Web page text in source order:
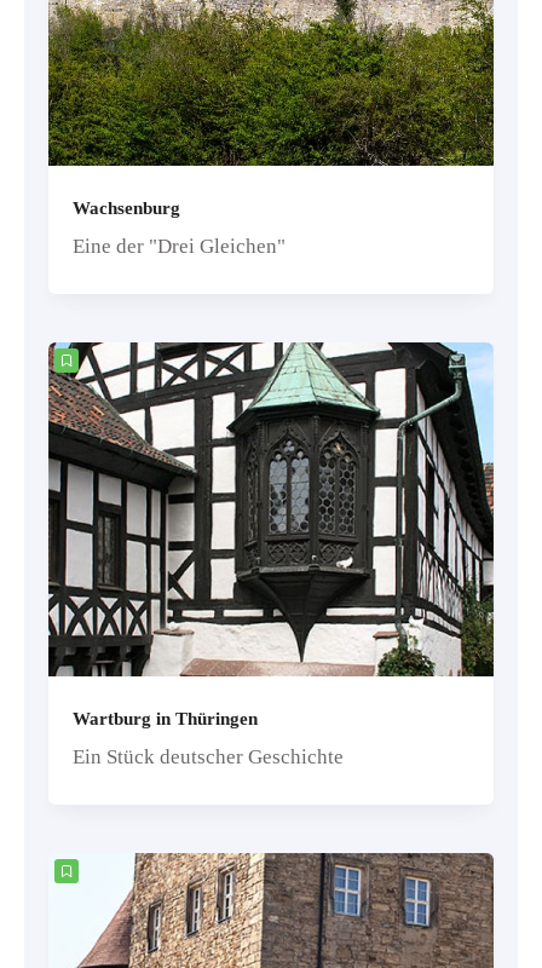
Wachsenburg
Eine der "Drei Gleichen"
Wartburg in Thüringen
Ein Stück deutscher Geschichte